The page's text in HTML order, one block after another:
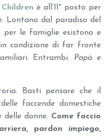
è all’11° posto per
Lontano dal paradiso del
per le famiglie esistono e
condizione di far fronte
Entrambi. Papà e
Basti pensare che il
faccende domestiche
delle donne. Come faccio
pardon impiego,